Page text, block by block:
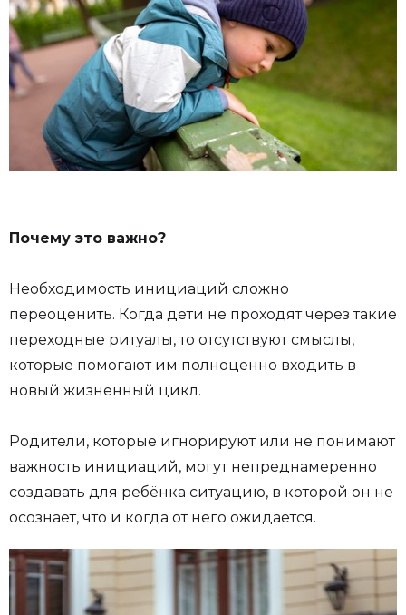
Почему это важно?
Необходимость инициаций сложно
переоценить. Когда дети не проходят через такие
переходные ритуалы, то отсутствуют смыслы,
которые помогают им полноценно входить в
новый жизненный цикл.
Родители, которые игнорируют или не понимают
важность инициаций, могут непреднамеренно
создавать для ребёнка ситуацию, в которой он не
осознаёт, что и когда от него ожидается.